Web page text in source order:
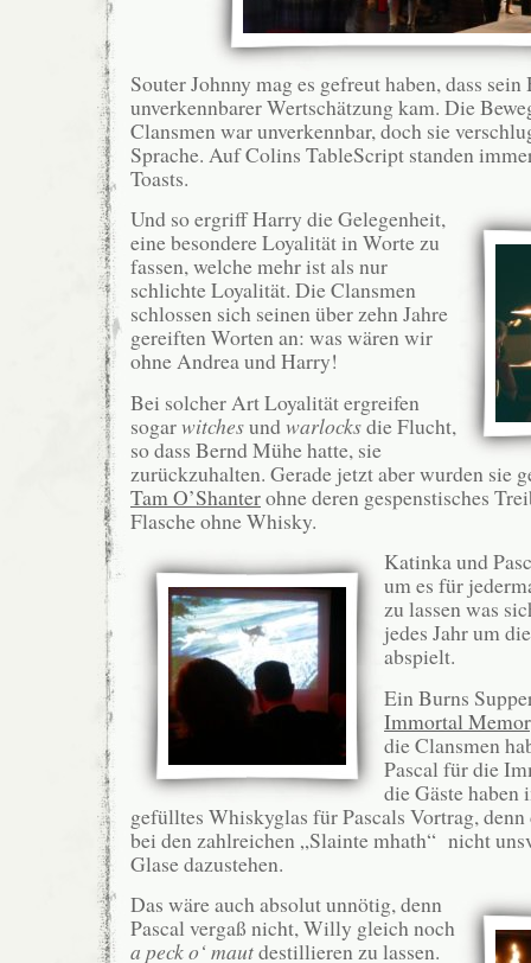
Souter Johnny mag es gefreut haben, dass
unverkennbarer Wertschätzung kam. Die
Clansmen war unverkennbar, doch sie
Sprache. Auf Colins TableScript standen
Toasts.
Und so ergriff Harry die Gelegenheit,
eine besondere Loyalität in Worte zu
fassen, welche mehr ist als nur
schlichte Loyalität. Die Clansmen
schlossen sich seinen über zehn Jahre
gereiften Worten an: was wären wir
ohne Andrea und Harry!
Bei solcher Art Loyalität ergreifen
sogarwitchesundwarlocksdie Flucht,
so dass Bernd Mühe hatte, sie
zurückzuhalten. Gerade jetzt aber wurden sie
Tam O’Shanterohne deren gespenstisches
Flasche ohne Whisky.
Katinka und
um es für
zu lassen was
jedes Jahr um
abspielt.
Ein Burns
Immortal
die Clansmen
Pascal für die
die Gäste haben
gefülltes Whiskyglas für Pascals Vortrag,
bei den zahlreichen „Slainte mhath“ nicht
Glase dazustehen.
Das wäre auch absolut unnötig, denn
Pascal vergaß nicht, Willy gleich noch
a peck o‘ mautdestillieren zu lassen.